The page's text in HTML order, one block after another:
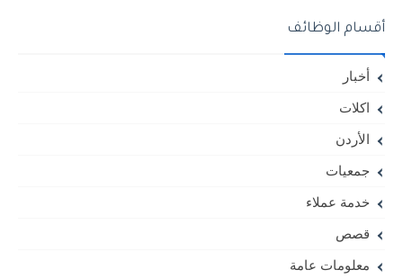
أقسام الوظائف
أخبار
اكلات
الأردن
جمعيات
خدمة عملاء
قصص
معلومات عامة